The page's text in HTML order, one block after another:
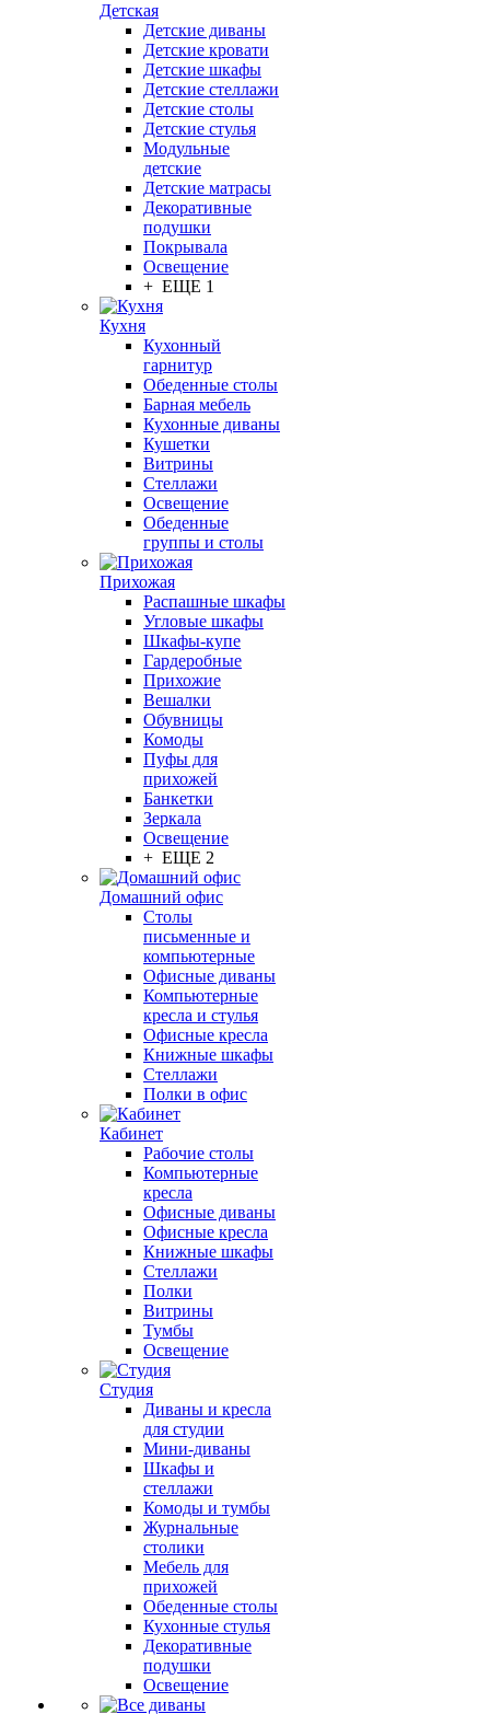
Детская
Детские диваны
Детские кровати
Детские шкафы
Детские стеллажи
Детские столы
Детские стулья
Модульные
детские
Детские матрасы
Декоративные
подушки
Покрывала
Освещение
+ ЕЩЕ 1
Кухня
Кухонный
гарнитур
Обеденные столы
Барная мебель
Кухонные диваны
Кушетки
Витрины
Стеллажи
Освещение
Обеденные
группы и столы
Прихожая
Распашные шкафы
Угловые шкафы
Шкафы-купе
Гардеробные
Прихожие
Вешалки
Обувницы
Комоды
Пуфы для
прихожей
Банкетки
Зеркала
Освещение
+ ЕЩЕ 2
Домашний офис
Столы
письменные и
компьютерные
Офисные диваны
Компьютерные
кресла и стулья
Офисные кресла
Книжные шкафы
Стеллажи
Полки в офис
Кабинет
Рабочие столы
Компьютерные
кресла
Офисные диваны
Офисные кресла
Книжные шкафы
Стеллажи
Полки
Витрины
Тумбы
Освещение
Студия
Диваны и кресла
для студии
Мини-диваны
Шкафы и
стеллажи
Комоды и тумбы
Журнальные
столики
Мебель для
прихожей
Обеденные столы
Кухонные стулья
Декоративные
подушки
Освещение